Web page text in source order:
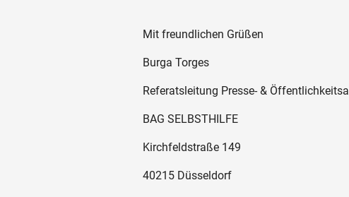
Mit freundlichen Grüßen
Burga Torges
Referatsleitung Presse- &
BAG SELBSTHILFE
Kirchfeldstraße 149
40215 Düsseldorf